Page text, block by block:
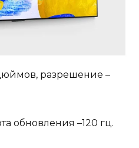
разрешение –
обновления –120 гц.